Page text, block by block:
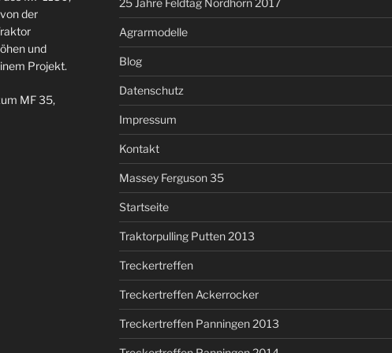
der
und
Projekt.
MF 35,
25 Jahre Feldtag Nordhorn 2017
Agrarmodelle
Blog
Datenschutz
Impressum
Kontakt
Massey Ferguson 35
Startseite
Traktorpulling Putten 2013
Treckertreffen
Treckertreffen Ackerrocker
Treckertreffen Panningen 2013